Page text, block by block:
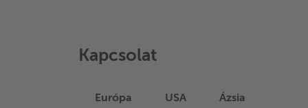
Kapcsolat
Európa USA Ázsia